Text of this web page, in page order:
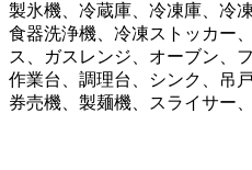
製氷機、冷蔵庫、冷凍庫、冷
食器洗浄機、冷凍ストッカー
ス、ガスレンジ、オーブン、
作業台、調理台、シンク、吊
券売機、製麺機、スライサー